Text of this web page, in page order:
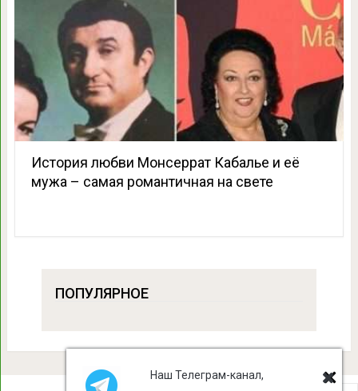
История любви Монсеррат Кабалье и её
мужа – самая романтичная на свете
ПОПУЛЯРНОЕ
Наш Телеграм-канал,